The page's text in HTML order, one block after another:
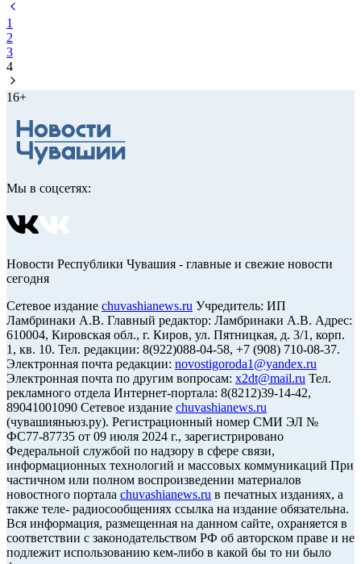
1
2
3
4
16+
Мы в соцсетях:
Новости Республики Чувашия - главные и свежие новости
сегодня
Сетевое издание chuvashianews.ru Учредитель: ИП
Ламбринаки А.В. Главный редактор: Ламбринаки А.В. Адрес:
610004, Кировская обл., г. Киров, ул. Пятницкая, д. 3/1, корп.
1, кв. 10. Тел. редакции: 8(922)088-04-58, +7 (908) 710-08-37.
Электронная почта редакции: novostigoroda1@yandex.ru
Электронная почта по другим вопросам: x2dt@mail.ru Тел.
рекламного отдела Интернет-портала: 8(8212)39-14-42,
89041001090 Сетевое издание chuvashianews.ru
(чувашияньюз.ру). Регистрационный номер СМИ ЭЛ №
ФС77-87735 от 09 июля 2024 г., зарегистрировано
Федеральной службой по надзору в сфере связи,
информационных технологий и массовых коммуникаций При
частичном или полном воспроизведении материалов
новостного портала chuvashianews.ru в печатных изданиях, а
также теле- радиосообщениях ссылка на издание обязательна.
Вся информация, размещенная на данном сайте, охраняется в
соответствии с законодательством РФ об авторском праве и не
подлежит использованию кем-либо в какой бы то ни было